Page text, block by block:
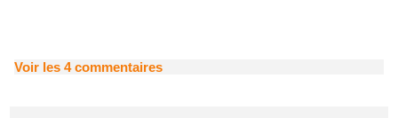
Voir les 4commentaires